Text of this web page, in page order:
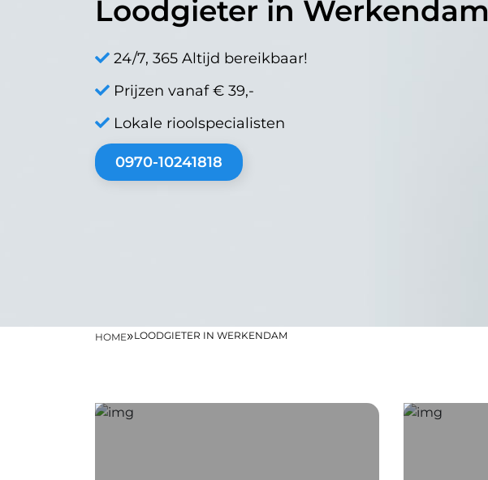
Loodgieter in Werkendam
24/7, 365 Altijd bereikbaar!
Prijzen vanaf € 39,-
Lokale rioolspecialisten
0970-10241818
HOME»LOODGIETER IN WERKENDAM